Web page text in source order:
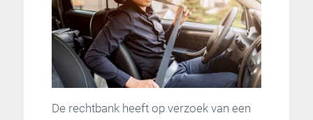
De rechtbank heeft op verzoek van een